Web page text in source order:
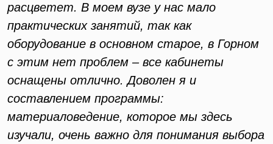
расцветет. В моем вузе у нас мало
практических занятий, так как
оборудование в основном старое, в Горном
с этим нет проблем – все кабинеты
оснащены отлично. Доволен я и
составлением программы:
материаловедение, которое мы здесь
изучали, очень важно для понимания выбора